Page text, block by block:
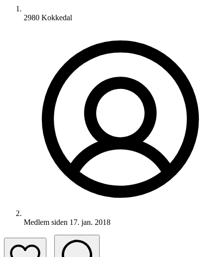
2980 Kokkedal
Medlem siden 17. jan. 2018